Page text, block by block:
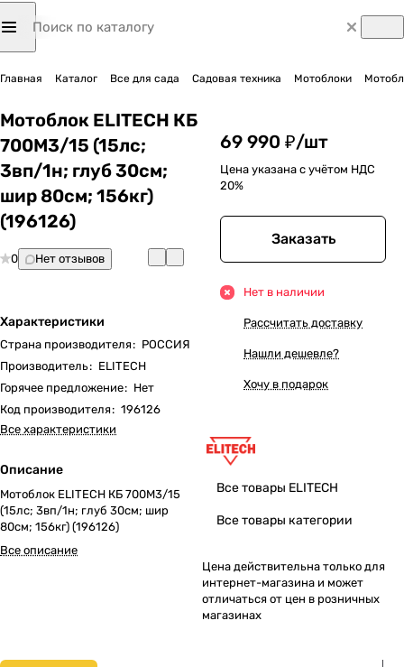
Главная Каталог Все для сада Садовая техника Мотоблоки
Мотоблок ELITECH КБ
700М3/15 (15лс;
3вп/1н; глуб 30см;
шир 80см; 156кг)
(196126)
0 Нет отзывов
Характеристики
Страна производителя: РОССИЯ
Производитель: ELITECH
Горячее предложение: Нет
Код производителя: 196126
Все характеристики
Описание
Мотоблок ELITECH КБ 700М3/15
(15лс; 3вп/1н; глуб 30см; шир
80см; 156кг) (196126)
Все описание
69 990 ₽/шт
Цена указана с учётом НДС
20%
Заказать
Нет в наличии
Рассчитать доставку
Нашли дешевле?
Хочу в подарок
Все товары ELITECH
Все товары категории
Цена действительна только для
интернет-магазина и может
отличаться от цен в розничных
магазинах